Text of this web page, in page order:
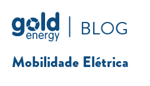
BLOG
Mobilidade Elétrica